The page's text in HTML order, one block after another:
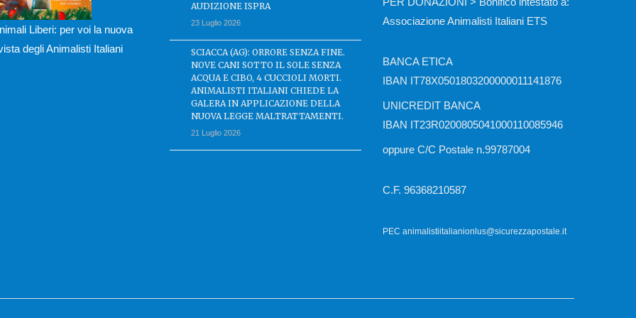
Liberi: per voi la nuova
degli Animalisti Italiani
AUDIZIONE ISPRA
23 Luglio 2026
SCIACCA (AG): ORRORE SENZA FINE.
NOVE CANI SOTTO IL SOLE SENZA
ACQUA E CIBO, 4 CUCCIOLI MORTI.
ANIMALISTI ITALIANI CHIEDE LA
GALERA IN APPLICAZIONE DELLA
NUOVA LEGGE MALTRATTAMENTI.
21 Luglio 2026
Associazione Animalisti Italiani ETS
BANCA ETICA
IBAN IT78X0501803200000011141876
UNICREDIT BANCA
IBAN IT23R0200805041000110085946
oppure C/C Postale n.99787004
C.F. 96368210587
PEC animalistiitalianionlus@sicurezzapostale.it